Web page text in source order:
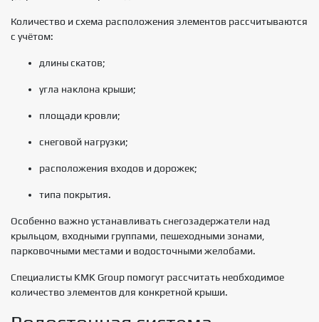
Количество и схема расположения элементов рассчитываются
с учётом:
длины скатов;
угла наклона крыши;
площади кровли;
снеговой нагрузки;
расположения входов и дорожек;
типа покрытия.
Особенно важно устанавливать снегозадержатели над
крыльцом, входными группами, пешеходными зонами,
парковочными местами и водосточными желобами.
Специалисты KMK Group помогут рассчитать необходимое
количество элементов для конкретной крыши.